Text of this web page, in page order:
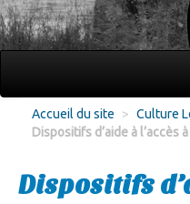
Écoles Jeunesse
Culture Loisirs
Accueil du site > Culture
Dispositifs d’aide à l’accès
Dispositifs